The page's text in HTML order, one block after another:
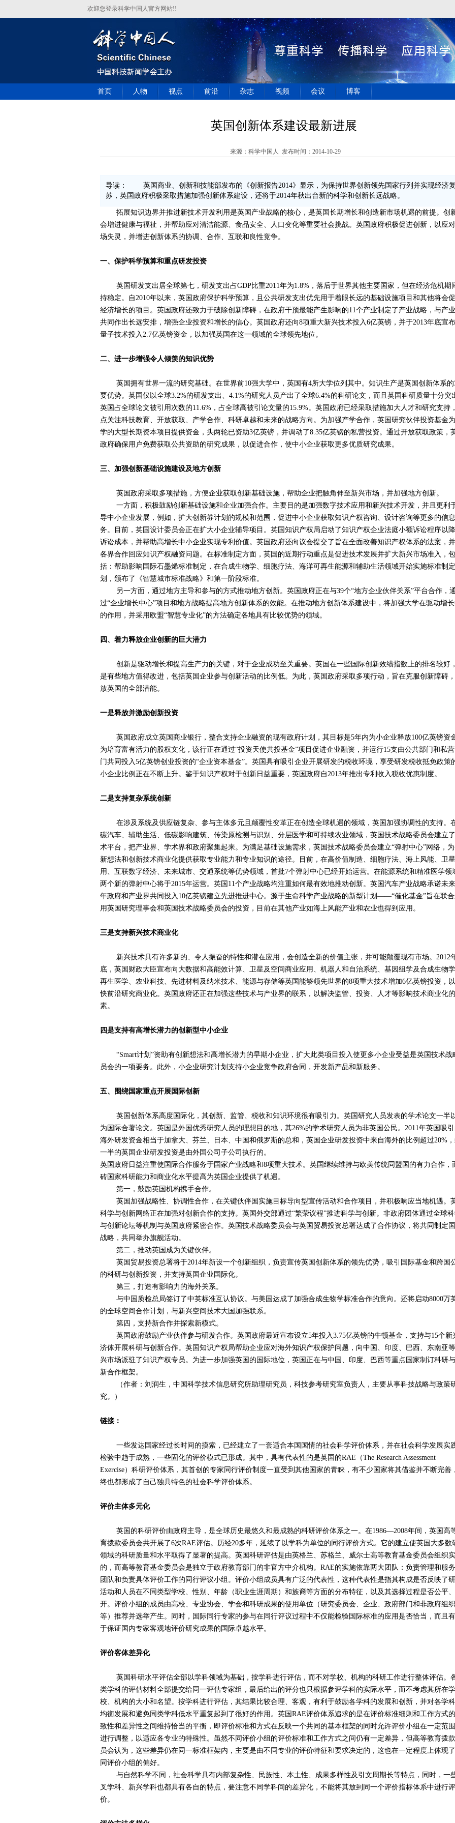
欢迎您登录科学中国人官方网站!!
首页 人物 视点 前沿 杂志 视频 会议 博客
英国创新体系建设最新进展
来源：科学中国人 发布时间：2014-10-29
导读： 英国商业、创新和技能部发布的《创新报告2014》显示，为保持世界创新领先国家行列并实现经济复
苏，英国政府积极采取措施加强创新体系建设，还将于2014年秋出台新的科学和创新长远战略。
拓展知识边界并推进新技术开发利用是英国产业战略的核心，是英国长期增长和创造新市场机遇的前提。创
会增进健康与福祉，并帮助应对清洁能源、食品安全、人口变化等重要社会挑战。英国政府积极促进创新，以应
场失灵，并增进创新体系的协调、合作、互联和良性竞争。
一、保护科学预算和重点研发投资
英国研发支出居全球第七，研发支出占GDP比重2011年为1.8%，落后于世界其他主要国家，但在经济危机期
持稳定。自2010年以来，英国政府保护科学预算，且公共研发支出优先用于着眼长远的基础设施项目和其他将会
经济增长的项目。英国政府还致力于破除创新障碍，在政府干预最能产生影响的11个产业制定了产业战略，与产
共同作出长远安排，增强企业投资和增长的信心。英国政府还向8项重大新兴技术投入6亿英镑，并于2013年底宣
量子技术投入2.7亿英镑资金，以加强英国在这一领域的全球领先地位。
二、进一步增强令人倾羡的知识优势
英国拥有世界一流的研究基础。在世界前10强大学中，英国有4所大学位列其中。知识生产是英国创新体系的
要优势。英国仅以全球3.2%的研发支出、4.1%的研究人员产出了全球6.4%的科研论文，而且英国科研质量十分突
英国占全球论文被引用次数的11.6%，占全球高被引论文量的15.9%。英国政府已经采取措施加大人才和研究支持
点关注科技教育、开放获取、产学合作、科研卓越和未来的战略方向。为加强产学合作，英国研究伙伴投资基金
学的大型长期资本项目提供资金，头两轮已资助3亿英镑，并调动了8.35亿英镑的私营投资。通过开放获取政策，
政府确保用户免费获取公共资助的研究成果，以促进合作，使中小企业获取更多优质研究成果。
三、加强创新基础设施建设及地方创新
英国政府采取多项措施，方便企业获取创新基础设施，帮助企业把触角伸至新兴市场，并加强地方创新。
一方面，积极鼓励创新基础设施和企业加强合作。主要目的是加强数字技术应用和新兴技术开发，并且更利
导中小企业发展，例如，扩大创新券计划的规模和范围，促进中小企业获取知识产权咨询、设计咨询等更多的信
务。目前，英国设计委员会正在扩大小企业辅导项目。英国知识产权局启动了知识产权企业法庭小额诉讼程序以
诉讼成本，并帮助高增长中小企业实现专利价值。英国政府还向议会提交了旨在全面改善知识产权体系的法案，
各界合作回应知识产权融资问题。在标准制定方面，英国的近期行动重点是促进技术发展并扩大新兴市场准入，包
括：帮助影响国际石墨烯标准制定，在合成生物学、细胞疗法、海洋可再生能源和辅助生活领域开始实施标准制
划，颁布了《智慧城市标准战略》和第一阶段标准。
另一方面，通过地方主导和参与的方式推动地方创新。英国政府正在与39个“地方企业伙伴关系”平台合作，通
过“企业增长中心”项目和地方战略提高地方创新体系的效能。在推动地方创新体系建设中，将加强大学在驱动增
的作用，并采用欧盟“智慧专业化”的方法确定各地具有比较优势的领域。
四、着力释放企业创新的巨大潜力
创新是驱动增长和提高生产力的关键，对于企业成功至关重要。英国在一些国际创新效绩指数上的排名较好
是有些地方值得改进，包括英国企业参与创新活动的比例低。为此，英国政府采取多项行动，旨在克服创新障碍
放英国的全部潜能。
一是释放并激励创新投资
英国政府成立英国商业银行，整合支持企业融资的现有政府计划，其目标是5年内为小企业释放100亿英镑资金
为培育富有活力的股权文化，该行正在通过“投资天使共投基金”项目促进企业融资，并运行15支由公共部门和私
门共同投入5亿英镑创业投资的“企业资本基金”。英国具有吸引企业开展研发的税收环境，享受研发税收抵免政策
小企业比例正在不断上升。鉴于知识产权对于创新日益重要，英国政府自2013年推出专利收入税收优惠制度。
二是支持复杂系统创新
在涉及系统及供应链复杂、参与主体多元且颠覆性变革正在创造全球机遇的领域，英国加强协调性的支持。
碳汽车、辅助生活、低碳影响建筑、传染原检测与识别、分层医学和可持续农业领域，英国技术战略委员会建立
术平台，把产业界、学术界和政府聚集起来。为满足基础设施需求，英国技术战略委员会建立“弹射中心”网络，为
新想法和创新技术商业化提供获取专业能力和专业知识的途径。目前，在高价值制造、细胞疗法、海上风能、卫
用、互联数字经济、未来城市、交通系统等优势领域，首批7个弹射中心已经开始运营。在能源系统和精准医学领
两个新的弹射中心将于2015年运营。英国11个产业战略均注重如何最有效地推动创新。英国汽车产业战略承诺未
年政府和产业界共同投入10亿英镑建立先进推进中心。源于生命科学产业战略的新型计划——“催化基金”旨在联
用英国研究理事会和英国技术战略委员会的投资，目前在其他产业如海上风能产业和农业也得到应用。
三是支持新兴技术商业化
新兴技术具有许多新的、令人振奋的特性和潜在应用，会创造全新的价值主张，并可能颠覆现有市场。2012
底，英国财政大臣宣布向大数据和高能效计算、卫星及空间商业应用、机器人和自治系统、基因组学及合成生物学
再生医学、农业科技、先进材料及纳米技术、能源与存储等英国能够领先世界的8项重大技术增加6亿英镑投资，
快前沿研究商业化。英国政府还正在加强这些技术与产业界的联系，以解决监管、投资、人才等影响技术商业化
素。
四是支持有高增长潜力的创新型中小企业
“Smart计划”资助有创新想法和高增长潜力的早期小企业，扩大此类项目投入使更多小企业受益是英国技术战
员会的一项要务。此外，小企业研究计划支持小企业竞争政府合同，开发新产品和新服务。
五、围绕国家重点开展国际创新
英国创新体系高度国际化，其创新、监管、税收和知识环境很有吸引力。英国研究人员发表的学术论文一半
为国际合著论文。英国是外国优秀研究人员的理想目的地，其26%的学术研究人员为非英国公民。2011年英国吸
海外研发资金相当于加拿大、芬兰、日本、中国和俄罗斯的总和，英国企业研发投资中来自海外的比例超过20%
一半的英国企业研发投资是由外国公司子公司执行的。
英国政府日益注重使国际合作服务于国家产业战略和8项重大技术。英国继续维持与欧美传统同盟国的有力合作，
砖国家科研能力和商业化水平提高为英国企业提供了机遇。
第一，鼓励英国机构携手合作。
英国加强战略性、协调性合作，在关键伙伴国实施目标导向型宣传活动和合作项目，并积极响应当地机遇。
科学与创新网络正在加强对创新合作的支持。英国外交部通过“繁荣议程”推进科学与创新。非政府团体通过全球
与创新论坛等机制与英国政府紧密合作。英国技术战略委员会与英国贸易投资总署达成了合作协议，将共同制定
战略，共同举办旗舰活动。
第二，推动英国成为关键伙伴。
英国贸易投资总署将于2014年新设一个创新组织，负责宣传英国创新体系的领先优势，吸引国际基金和跨国
的科研与创新投资，并支持英国企业国际化。
第三，打造有影响力的海外关系。
与中国质检总局签订了中英标准互认协议。与美国达成了加强合成生物学标准合作的意向。还将启动8000万
的全球空间合作计划，与新兴空间技术大国加强联系。
第四，支持新合作并探索新模式。
英国政府鼓励产业伙伴参与研发合作。英国政府最近宣布设立5年投入3.75亿英镑的牛顿基金，支持与15个新
济体开展科研与创新合作。英国知识产权局帮助企业应对海外知识产权保护问题，向中国、印度、巴西、东南亚
兴市场派驻了知识产权专员。为进一步加强英国的国际地位，英国正在与中国、印度、巴西等重点国家制订科研
新合作框架。
（作者：刘润生，中国科学技术信息研究所助理研究员，科技参考研究室负责人，主要从事科技战略与政策
究。）
链接：
一些发达国家经过长时间的摸索，已经建立了一套适合本国国情的社会科学评价体系，并在社会科学发展实
检验中趋于成熟，一些固化的评价模式已形成。其中，具有代表性的是英国的RAE（The Research Assessment
Exercise）科研评价体系，其首创的专家同行评价制度一直受到其他国家的青睐，有不少国家将其借鉴并不断完善
终也都形成了自己独具特色的社会科学评价体系。
评价主体多元化
英国的科研评价由政府主导，是全球历史最悠久和最成熟的科研评价体系之一。在1986—2008年间，英国高
育拨款委员会共开展了6次RAE评估。历经20多年，延续了以学科为单位的同行评价方式。它的建立使英国大多数
领域的科研质量和水平取得了显著的提高。英国科研评估是由英格兰、苏格兰、威尔士高等教育基金委员会组织
的，而高等教育基金委员会是独立于政府教育部门的非官方中介机构。RAE的实施依靠两大团队：负责管理和服
团队和负责具体评价工作的同行评议小组。评价小组成员具有广泛的代表性，这种代表性是指其构成是否反映了
活动和人员在不同类型学校、性别、年龄（职业生涯周期）和族裔等方面的分布特征，以及其选择过程是否公平
开。评价小组的成员由高校、专业协会、学会和科研成果的使用单位（研究委员会、企业、政府部门和非政府组织
等）推荐并选举产生。同时，国际同行专家的参与在同行评议过程中不仅能检验国际标准的应用是否恰当，而且
于保证国内专家客观地评价研究成果的国际卓越水平。
评价客体差异化
英国科研水平评估全部以学科领域为基础，按学科进行评估，而不对学校、机构的科研工作进行整体评估。
类学科的评估材料全部提交给同一评估专家组，最后给出的评分也只根据参评学科的实际水平，而不考虑其所在学
校、机构的大小和名望。按学科进行评估，其结果比较合理、客观，有利于鼓励各学科的发展和创新，并对各学
均衡发展和避免同类学科低水平重复起到了很好的作用。英国RAE评价体系追求的是在评价标准细则和工作方式
致性和差异性之间维持恰当的平衡，即评价标准和方式在反映一个共同的基本框架的同时允许评价小组在一定范
进行调整，以适应各专业的特殊性。虽然不同评价小组的评价标准和工作方式之间仍有一定差异，但高等教育拨
员会认为，这些差异仍在同一标准框架内，主要是由不同专业的评价特征和要求决定的，这也在一定程度上体现
同评价小组的偏好。
与自然科学不同，社会科学具有内部复杂性、民族性、本土性、成果多样性及引文周期长等特点，同时，一
叉学科、新兴学科也都具有各自的特点，要注意不同学科间的差异化，不能将其放到同一个评价指标体系中进行评
价。